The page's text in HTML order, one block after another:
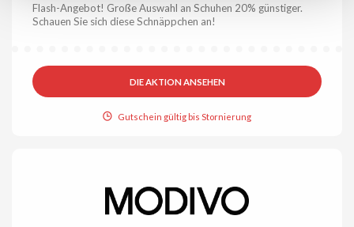
Flash-Angebot! Große Auswahl an Schuhen 20% günstiger.
Schauen Sie sich diese Schnäppchen an!
DIE AKTION ANSEHEN
Gutschein gültig bis Stornierung